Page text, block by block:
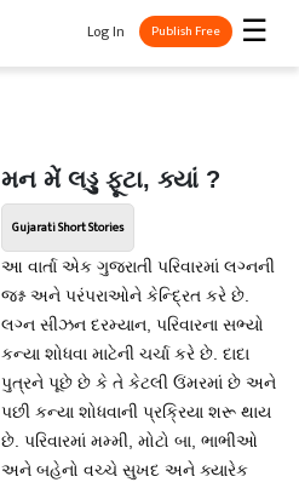
☰
Log In Publish Free
મન મેં લડ્ડુ ફૂટા, ક્યાં ?
Gujarati Short Stories
આ વાર્તા એક ગુજરાતી પરિવારમાં લગ્નની
જશ્ન અને પરંપરાઓને કેન્દ્રિત કરે છે.
લગ્ન સીઝન દરમ્યાન, પરિવારના સભ્યો
કન્યા શોધવા માટેની ચર્ચા કરે છે. દાદા
પુત્રને પૂછે છે કે તે કેટલી ઉંમરમાં છે અને
પછી કન્યા શોધવાની પ્રક્રિયા શરૂ થાય
છે. પરિવારમાં મમ્મી, મોટો બા, ભાભીઓ
અને બહેનો વચ્ચે સુખદ અને ક્યારેક